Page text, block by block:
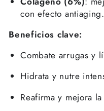
con efecto antiaging.
Beneficios clave:
Combate arrugas y
Hidrata y nutre
Reafirma y mejora